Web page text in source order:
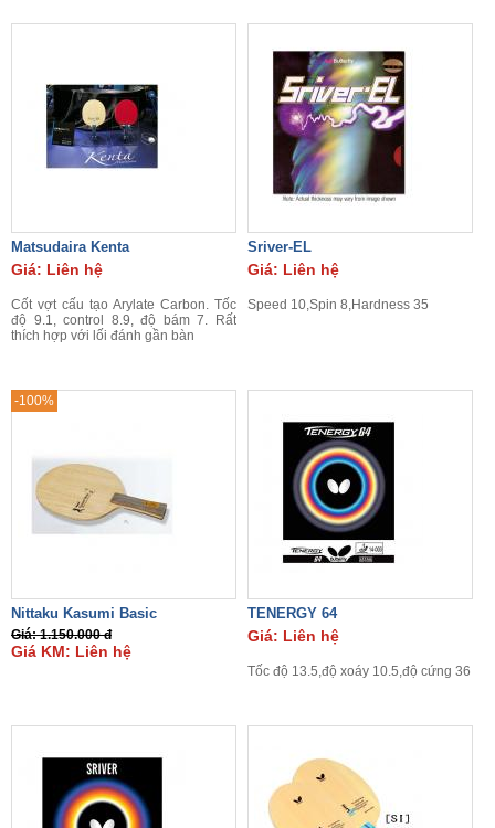
Matsudaira Kenta
Giá: Liên hệ
Cốt vợt cấu tạo Arylate Carbon. Tốc
độ 9.1, control 8.9, độ bám 7. Rất
thích hợp với lối đánh gần bàn
Sriver-EL
Giá: Liên hệ
Speed 10,Spin 8,Hardness 35
-100%
Nittaku Kasumi Basic
Giá: 1.150.000 đ
Giá KM: Liên hệ
TENERGY 64
Giá: Liên hệ
Tốc độ 13.5,độ xoáy 10.5,độ cứng 36